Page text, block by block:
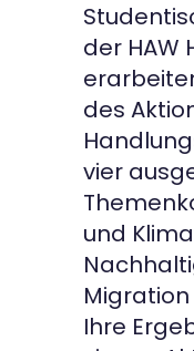
der HAW
des
vier
und
Ihre